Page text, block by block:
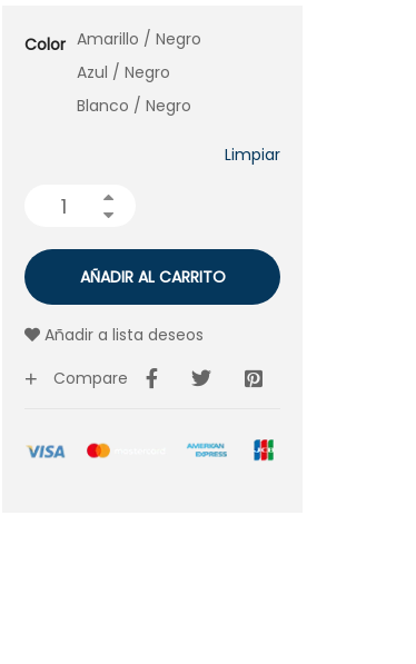
Color Amarillo / Negro
Azul / Negro
Blanco / Negro
Limpiar
AÑADIR AL CARRITO
Añadir a lista deseos
Compare